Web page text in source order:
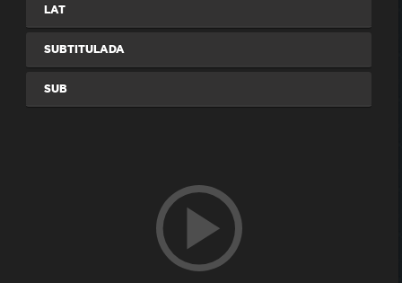
LAT
SUBTITULADA
SUB